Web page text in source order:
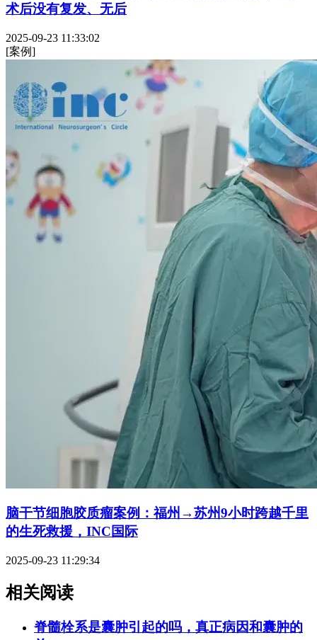
术后没有复发、无后
2025-09-23 11:33:02
[案例]
脑干节细胞胶质瘤案例：福州→苏州9小时跨越千里
的生死救援，INC国际
2025-09-23 11:29:34
相关阅读
脊髓栓系是囊肿引起的吗，真正病因和囊肿的